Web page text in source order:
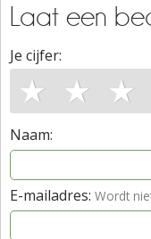
Laat een
Je cijfer:
★ ★ ★
Naam:
E-mailadres: Wordt